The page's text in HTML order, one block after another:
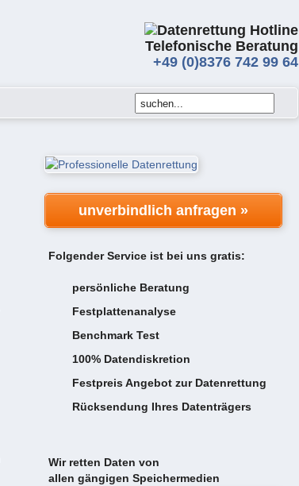
Telefonische Beratung
+49 (0)8376 742 99 64
unverbindlich anfragen »
Folgender Service ist bei uns gratis:
persönliche Beratung
Festplattenanalyse
Benchmark Test
100% Datendiskretion
Festpreis Angebot zur Datenrettung
Rücksendung Ihres Datenträgers
Wir retten Daten von
allen gängigen Speichermedien